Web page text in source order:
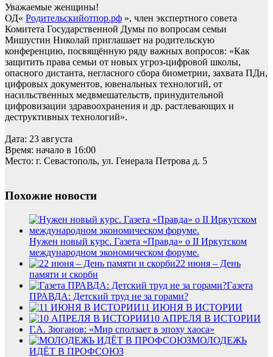
Уважаемые женщины!
ОД« Родительскийотпор.рф », член экспертного совета
Комитета Государственной Думы по вопросам семьи
Мишустин Николай приглашает на родительскую
конференцию, посвящённую ряду важных вопросов: «Как
защитить права семьи от новых угроз-цифровой школы,
опасного дистанта, негласного сбора биометрии, захвата ПДн,
цифровых документов, ювенальных технологий, от
насильственных медвмешательств, принудительной
цифровизации здравоохранения и др. растлевающих и
деструктивных технологий».
Дата: 23 августа
Время: начало в 16:00
Место: г. Севастополь, ул. Генерала Петрова д. 5
Похожие новости
Нужен новый курс. Газета «Правда» о II Иркутском
международном экономическом форуме.
22 июня – День
памяти и скорби
Газета
ПРАВДА: Детский труд не за горами?
11 ИЮНЯ В ИСТОРИИ
10 АПРЕЛЯ В ИСТОРИИ
Г.А. Зюганов: «Мир сползает в эпоху хаоса»
МОЛОДЕЖЬ
ИДЁТ В ПРОФСОЮЗ